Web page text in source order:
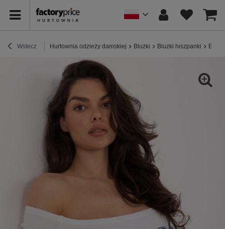
Wstecz Hurtownia odzieży damskiej Bluzki Bluzki hiszpanki Ecru